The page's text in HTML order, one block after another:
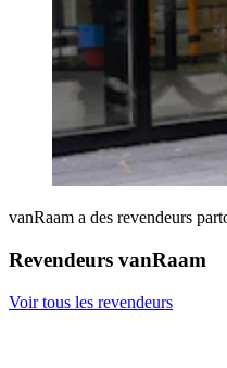
vanRaam a des revendeurs
Revendeurs vanRaam
Voir tous les revendeurs